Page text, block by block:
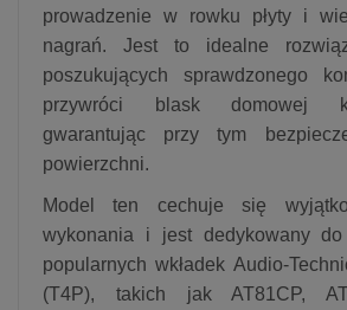
prowadzenie w rowku płyty i
nagrań. Jest to idealne
poszukujących sprawdzonego
przywróci blask domowej
gwarantując przy tym
powierzchni.
Model ten cechuje się
wykonania i jest dedykowany
popularnych wkładek Audio-
(T4P), takich jak AT81CP,